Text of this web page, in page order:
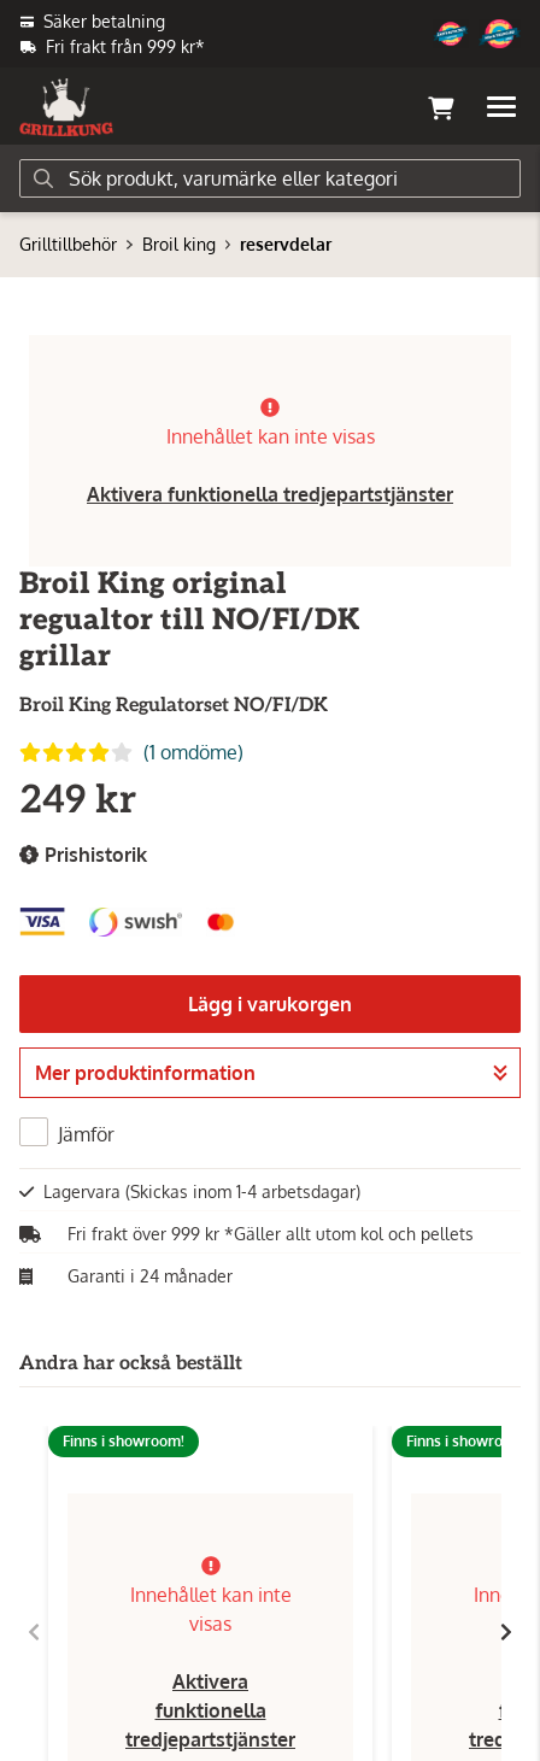
Säker betalning
Fri frakt från 999 kr*
Grilltillbehör Broil king reservdelar
Innehållet kan inte visas
Aktivera funktionella tredjepartstjänster
Broil King original
regualtor till NO/FI/DK
grillar
Broil King Regulatorset NO/FI/DK
(1 omdöme)
249 kr
Prishistorik
Lägg i varukorgen
Gå till kassan
Mer produktinformation
Jämför
Lagervara (Skickas inom 1-4 arbetsdagar)
Fri frakt över 999 kr *Gäller allt utom kol och pellets
Garanti i 24 månader
Andra har också beställt
Finns i showroom!
Innehållet kan inte
visas
Aktivera
funktionella
tredjepartstjänster
Finns i showroom!